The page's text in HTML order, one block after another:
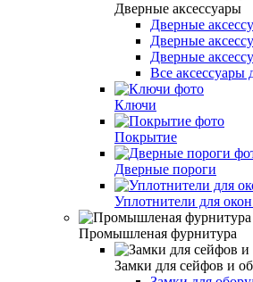
Дверные аксессуары
Дверные
Дверные
Дверные
Все аксессуары
Ключи
Покрытие
Дверные пороги
Уплотнители для
Промышленая фурнитура
Замки для сейфов и